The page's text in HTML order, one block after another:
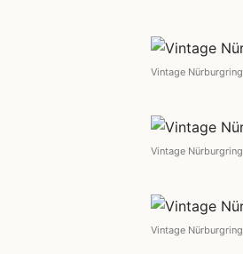
Vintage Nürburgring
Vintage Nürburgring
Vintage Nürburgring